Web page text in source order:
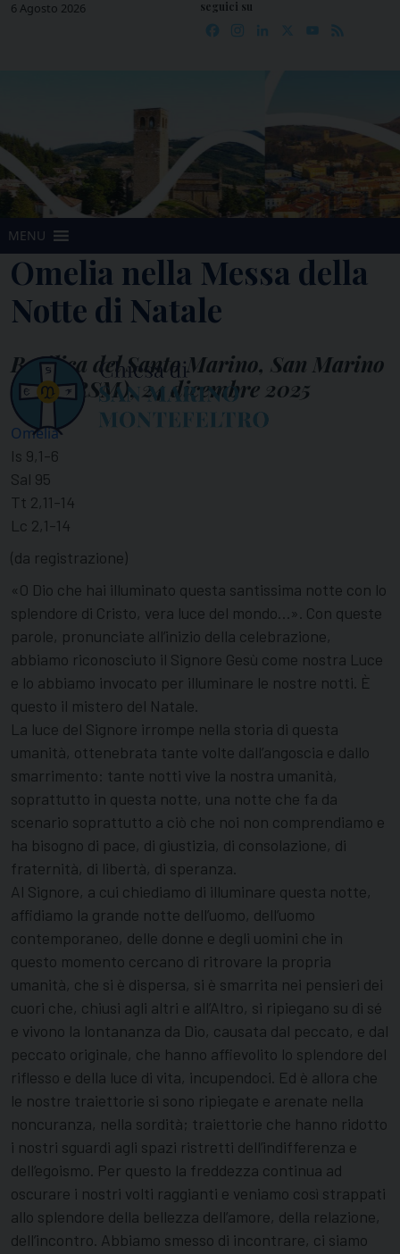
Skip6 Agosto 2026 seguici su
Facebook
Instagram
LinkedIn YouTube
MENU
Omelia nella Messa della
Notte di Natale
Basilica del Santo Marino, San Marino
Città (RSM), 24 dicembre 2025
Omelia
Is 9,1-6
Sal 95
Tt 2,11-14
Lc 2,1-14
(da registrazione)
«O Dio che hai illuminato questa santissima notte con lo
splendore di Cristo, vera luce del mondo…». Con queste
parole, pronunciate all’inizio della celebrazione,
abbiamo riconosciuto il Signore Gesù come nostra Luce
e lo abbiamo invocato per illuminare le nostre notti. È
questo il mistero del Natale.
La luce del Signore irrompe nella storia di questa
umanità, ottenebrata tante volte dall’angoscia e dallo
smarrimento: tante notti vive la nostra umanità,
soprattutto in questa notte, una notte che fa da
scenario soprattutto a ciò che noi non comprendiamo e
ha bisogno di pace, di giustizia, di consolazione, di
fraternità, di libertà, di speranza.
Al Signore, a cui chiediamo di illuminare questa notte,
affidiamo la grande notte dell’uomo, dell’uomo
contemporaneo, delle donne e degli uomini che in
questo momento cercano di ritrovare la propria
umanità, che si è dispersa, si è smarrita nei pensieri dei
cuori che, chiusi agli altri e all’Altro, si ripiegano su di sé
e vivono la lontananza da Dio, causata dal peccato, e dal
peccato originale, che hanno affievolito lo splendore del
riflesso e della luce di vita, incupendoci. Ed è allora che
le nostre traiettorie si sono ripiegate e arenate nella
noncuranza, nella sordità; traiettorie che hanno ridotto
i nostri sguardi agli spazi ristretti dell’indifferenza e
dell’egoismo. Per questo la freddezza continua ad
oscurare i nostri volti raggianti e veniamo così strappati
allo splendore della bellezza dell’amore, della relazione,
dell’incontro. Abbiamo smesso di incontrare, ci siamo